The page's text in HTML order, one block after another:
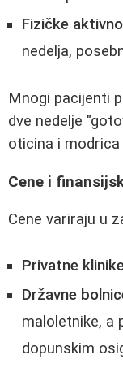
Fizičke
nedelja,
Mnogi pacijenti
dve nedelje
oticina i
Cene i
Cene variraju u
Privatne
Državne
maloletnike, a
dopunskim